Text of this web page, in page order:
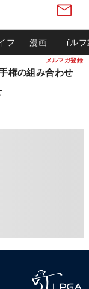
メルマガ登録
フ 漫画 ゴル
権の組み合わせ